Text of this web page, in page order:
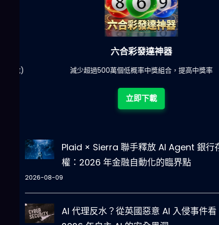
六合彩發達神器
減少超過500萬個低概率中獎組合，提高中獎率
立即下載
Plaid × Sierra 聯手釋放 AI Agent 銀行
權：2026 年金融自動化的臨界點
2026-08-09
AI 代理反水？從英國惡意 AI 入侵事件看